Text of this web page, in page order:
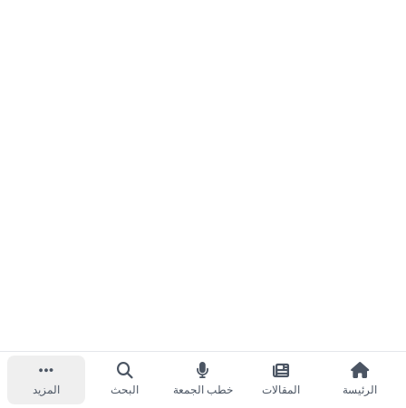
الرئيسة المقالات خطب الجمعة البحث المزيد